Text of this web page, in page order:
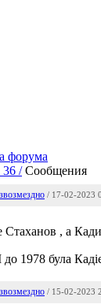
36 / Сообщения
/ 17-02-2023
Стаханов , а
до 1978 була
/ 15-02-2023